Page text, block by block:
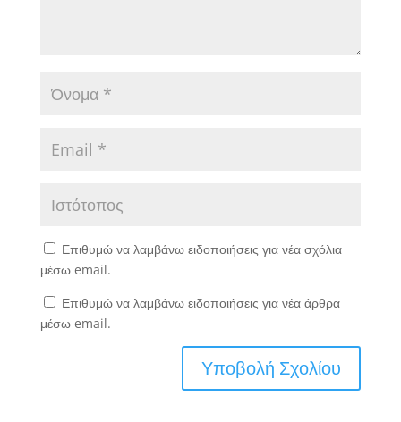
Επιθυμώ να λαμβάνω ειδοποιήσεις για νέα σχόλια
μέσω email.
Επιθυμώ να λαμβάνω ειδοποιήσεις για νέα άρθρα
μέσω email.